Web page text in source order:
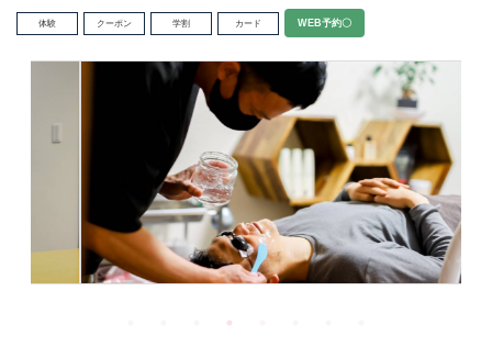
体験 クーポン 学割 カード WEB予約〇